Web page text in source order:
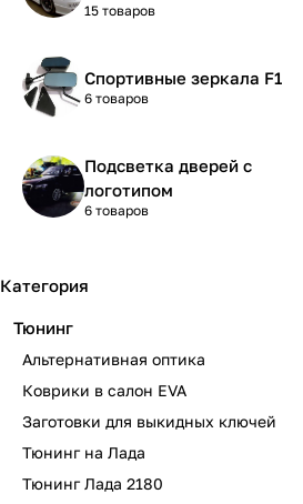
15 товаров
Спортивные зеркала F1
6 товаров
Подсветка дверей с
логотипом
6 товаров
Категория
Тюнинг
Альтернативная оптика
Коврики в салон EVA
Заготовки для выкидных ключей
Тюнинг на Лада
Тюнинг Лада 2180